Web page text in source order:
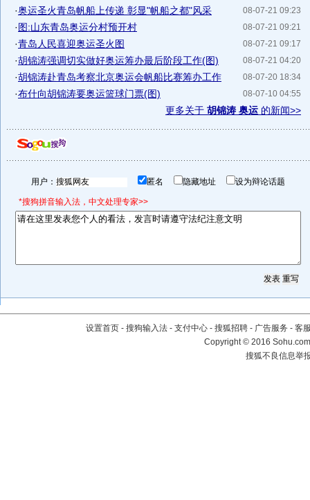
08-07-21 09:23
·奥运圣火青岛帆船上传递 彰显"帆船之都"风采
08-07-21 09:21
·图:山东青岛奥运分村预开村
08-07-21 09:17
·青岛人民喜迎奥运圣火图
08-07-21 04:20
·胡锦涛强调切实做好奥运筹办最后阶段工作(图)
08-07-20 18:34
·胡锦涛赴青岛考察北京奥运会帆船比赛筹办工作
08-07-10 04:55
·布什向胡锦涛要奥运篮球门票(图)
更多关于 胡锦涛 奥运 的新闻>>
用户： 匿名 隐藏地址 设为辩论话题
*搜狗拼音输入法，中文处理专家>>
设置首页 - 搜狗输入法 - 支付中心 - 搜狐招聘 - 广告服务 - 客
Copyright©2016
搜狐不良信息举